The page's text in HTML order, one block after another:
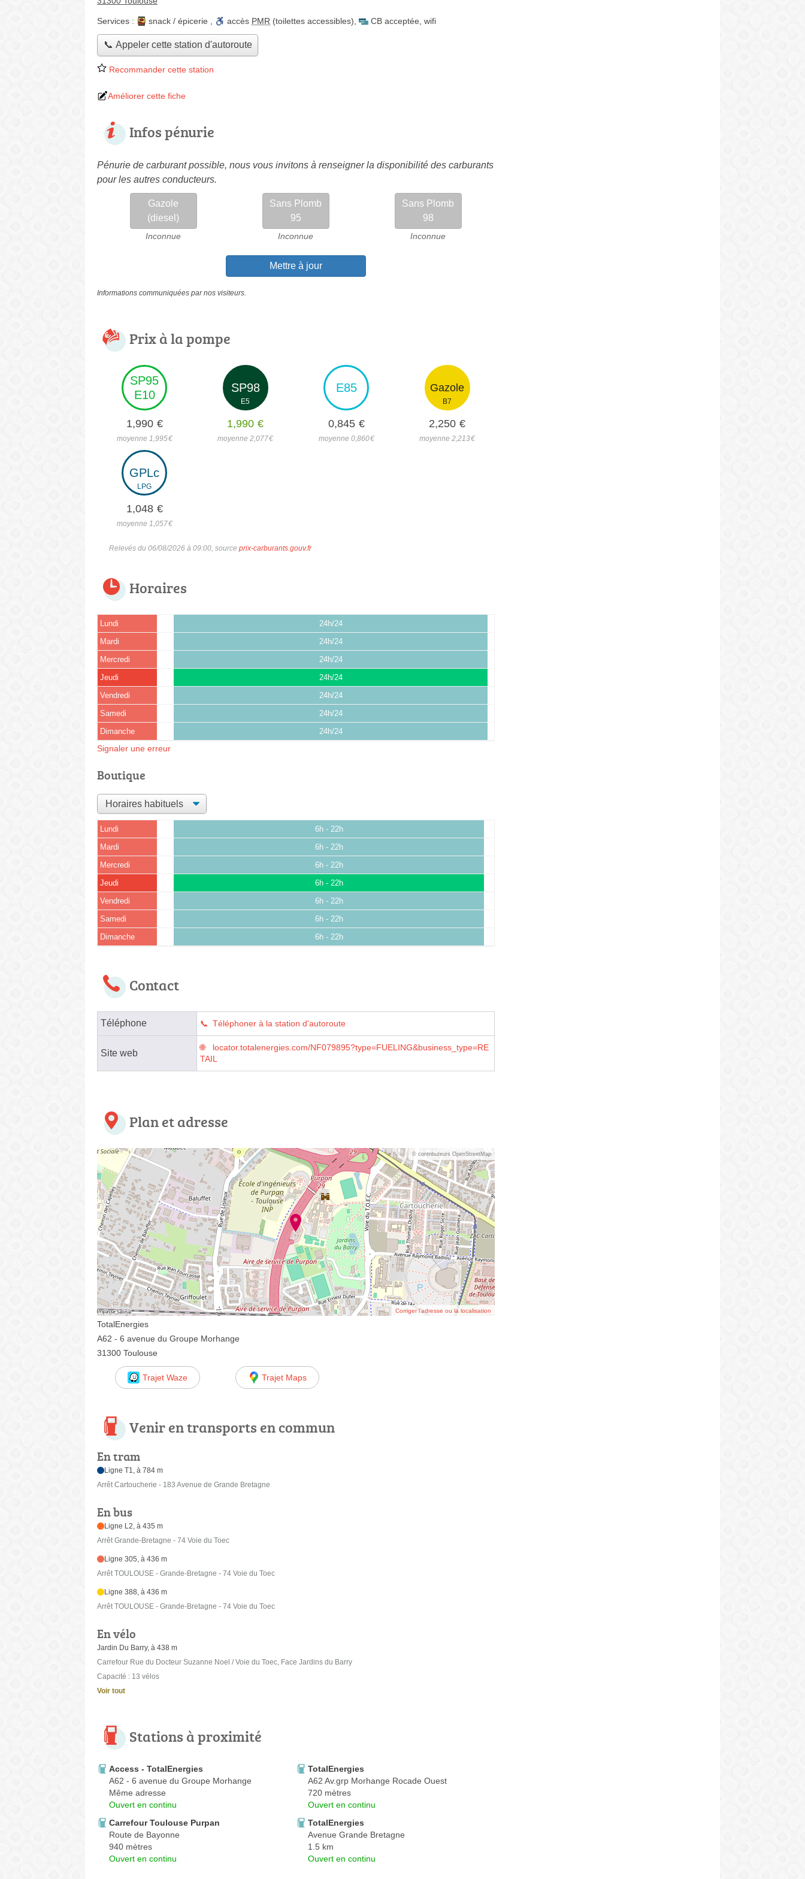
Services : snack / épicerie accès PMR (toilettes accessibles) CB acceptée wifi
📞 Appeler cette station d'autoroute
Recommander cette station
Améliorer cette fiche
Infos pénurie
Pénurie de carburant possible, nous vous invitons à renseigner la disponibilité des carburants
pour les autres conducteurs.
Gazole
(diesel)
Inconnue
Sans Plomb
95
Inconnue
Sans Plomb
98
Inconnue
Mettre à jour
Informations communiquées par nos visiteurs.
Prix à la pompe
SP95
E10
1,990 €
moyenne 1,995€
SP98
E5
1,990 €
moyenne 2,077€
E85
0,845 €
moyenne 0,860€
Gazole
B7
2,250 €
moyenne 2,213€
GPLc
LPG
1,048 €
moyenne 1,057€
Relevés du 06/08/2026 à 09:00, source prix-carburants.gouv.fr
Horaires
Lundi 24h/24
Mardi 24h/24
Mercredi 24h/24
Jeudi 24h/24
Vendredi 24h/24
Samedi 24h/24
Dimanche 24h/24
Signaler une erreur
Boutique
Lundi 6h - 22h
Mardi 6h - 22h
Mercredi 6h - 22h
Jeudi 6h - 22h
Vendredi 6h - 22h
Samedi 6h - 22h
Dimanche 6h - 22h
Contact
Téléphone Téléphoner à la station d'autoroute
Site web
locator.totalenergies.com/NF079895?type=FUELING&business_type=RE
TAIL
Plan et adresse
© contributeurs OpenStreetMap
Corriger l’adresse ou la localisation
TotalEnergies
A62 - 6 avenue du Groupe Morhange
31300 Toulouse
Trajet Waze Trajet Maps
Venir en transports en commun
En tram
Ligne T1, à 784 m
Arrêt Cartoucherie - 183 Avenue de Grande Bretagne
En bus
Ligne L2, à 435 m
Arrêt Grande-Bretagne - 74 Voie du Toec
Ligne 305, à 436 m
Arrêt TOULOUSE - Grande-Bretagne - 74 Voie du Toec
Ligne 388, à 436 m
Arrêt TOULOUSE - Grande-Bretagne - 74 Voie du Toec
En vélo
Jardin Du Barry, à 438 m
Carrefour Rue du Docteur Suzanne Noel / Voie du Toec, Face Jardins du Barry
Capacité : 13 vélos
Voir tout
Stations à proximité
Access - TotalEnergies
A62 - 6 avenue du Groupe Morhange
Même adresse
Ouvert en continu
TotalEnergies
A62 Av.grp Morhange Rocade Ouest
720 mètres
Ouvert en continu
Carrefour Toulouse Purpan
Route de Bayonne
940 mètres
Ouvert en continu
TotalEnergies
Avenue Grande Bretagne
1.5 km
Ouvert en continu